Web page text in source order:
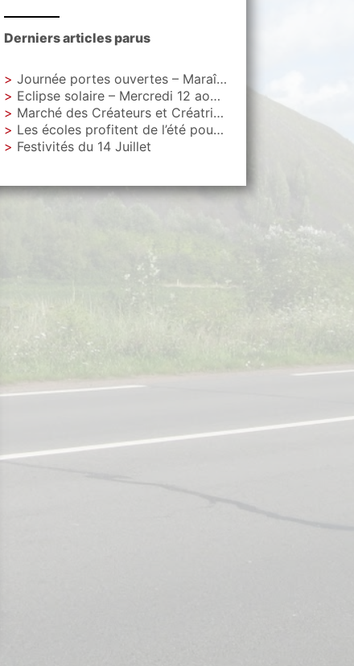
Derniers articles parus
Journée portes ouvertes – Maraîchage Municipal
Eclipse solaire – Mercredi 12 aout – Parc Letoquart
Marché des Créateurs et Créatrices – Vendredi 4 septembre – Parvis de La Gare
Les écoles profitent de l’été pour faire peau neuve
Festivités du 14 Juillet